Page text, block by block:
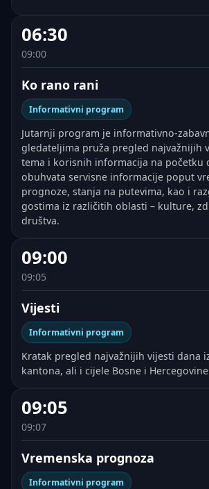
06:30
09:00
Ko rano rani
Informativni program
Jutarnji program je informativno-
gledateljima pruža pregled najvažnijih
tema i korisnih informacija na početku
obuhvata servisne informacije poput
prognoze, stanja na putevima, kao i
gostima iz različitih oblasti – kulture,
društva.
09:00
09:05
Vijesti
Informativni program
Kratak pregled najvažnijih vijesti dana
kantona, ali i cijele Bosne i
09:05
09:07
Vremenska prognoza
Informativni program